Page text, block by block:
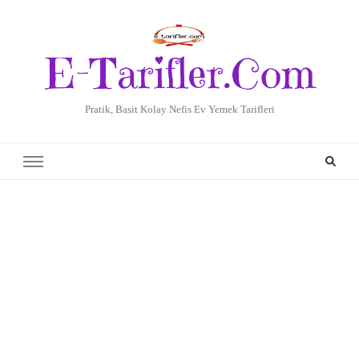
E-Tarifler.Com
Pratik, Basit Kolay Nefis Ev Yemek Tarifleri